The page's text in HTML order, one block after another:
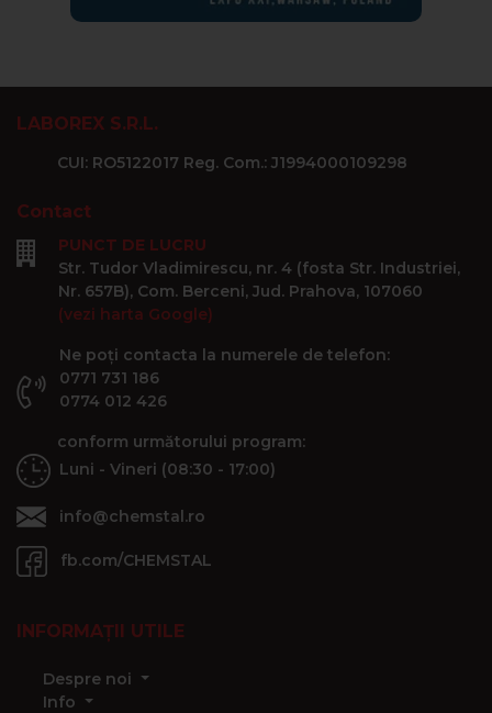
LABOREX S.R.L.
CUI: RO5122017 Reg. Com.: J1994000109298
Contact
PUNCT DE LUCRU
Str. Tudor Vladimirescu, nr. 4 (fosta Str. Industriei,
Nr. 657B), Com. Berceni, Jud. Prahova, 107060
(vezi harta Google)
Ne poți contacta la numerele de telefon:
0771 731 186
0774 012 426
conform următorului program:
Luni - Vineri (08:30 - 17:00)
info@chemstal.ro
fb.com/CHEMSTAL
INFORMAȚII UTILE
Despre noi
Info